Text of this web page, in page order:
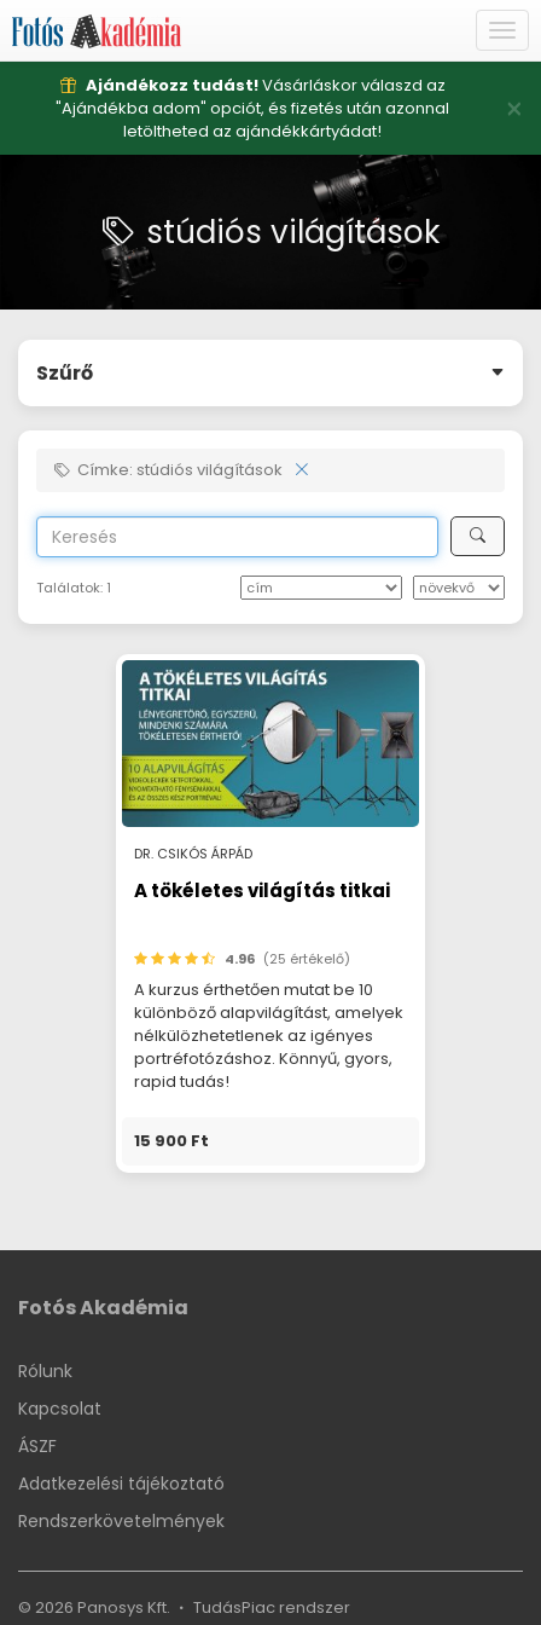
Ajándékozz tudást!Vásárláskor válaszd az
"Ajándékba adom" opciót, és fizetés után azonnal
letöltheted az ajándékkártyádat!
×
stúdiós világítások
Szűrő
Címke: stúdiós világítások
Találatok: 1
DR. CSIKÓS ÁRPÁD
A tökéletes világítás titkai
4.96 (25 értékelő)
A kurzus érthetően mutat be 10
különböző alapvilágítást, amelyek
nélkülözhetetlenek az igényes
portréfotózáshoz. Könnyű, gyors,
rapid tudás!
15 900 Ft
Fotós Akadémia
Rólunk
Kapcsolat
ÁSZF
Adatkezelési tájékoztató
Rendszerkövetelmények
© 2026 Panosys Kft. TudásPiac rendszer